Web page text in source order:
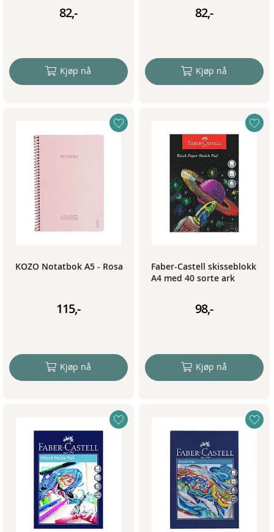
82,-
Kjøp nå
82,-
Kjøp nå
KOZO Notatbok A5 - Rosa
115,-
Kjøp nå
Faber-Castell skisseblokk
A4 med 40 sorte ark
98,-
Kjøp nå